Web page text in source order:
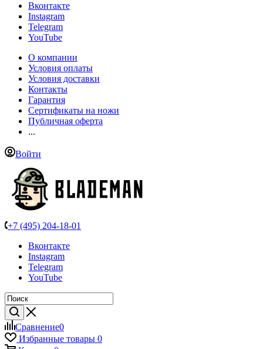
Вконтакте
Instagram
Telegram
YouTube
О компании
Условия оплаты
Условия доставки
Контакты
Гарантия
Сертификаты на ножи
Публичная оферта
...
Войти
+7 (495) 204-18-01
Вконтакте
Instagram
Telegram
YouTube
Сравнение0
Избранные товары 0